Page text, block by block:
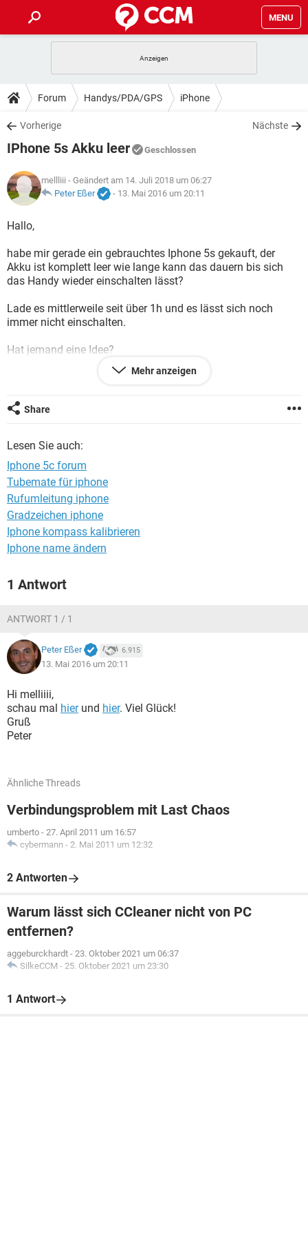
MENU
ANDROID IOS
WINDOWS 10
WHATSAPP TIKTOK
FACEBOOK
TIPPS & TRICKS
SPIELE STREAMING
WHATSAPP TIKTOK
FACEBOOK
DOWNLOADS
SPIELE STREAMING
ANDROID
WINDOWS 10 INSTAGRAM
WHATSAPP
SPIELE STREAMING
ANDROID
WINDOWS 10
WHATSAPP TIKTOK
FACEBOOK HARDWARE
LEXIKON
SPIELE
WINDOWS 10 INSTAGRAM
WHATSAPP
FACEBOOK HARDWARE
Forum Handys/PDA/GPS iPhone
Vorherige Nächste
IPhone 5s Akku leer Geschlossen
mellliii - Geändert am 14. Juli 2018 um 06:27
Peter Eßer
- 13. Mai 2016 um 20:11
Hallo,
habe mir gerade ein gebrauchtes Iphone 5s gekauft, der
Akku ist komplett leer wie lange kann das dauern bis sich
das Handy wieder einschalten lässt?
Lade es mittlerweile seit über 1h und es lässt sich noch
immer nicht einschalten.
Hat jemand eine Idee?
LG
Mehr anzeigen
Share
Lesen Sie auch:
Iphone 5c forum
Tubemate für iphone
Rufumleitung iphone
Gradzeichen iphone
Iphone kompass kalibrieren
Iphone name ändern
1 Antwort
ANTWORT 1 / 1
Peter Eßer 6.915
13. Mai 2016 um 20:11
Hi melliiii,
schau mal hierund hier. Viel Glück!
Gruß
Peter
Ähnliche Threads
Verbindungsproblem mit Last Chaos
umberto - 27. April 2011 um 16:57
cybermann - 2. Mai 2011 um 12:32
2 Antworten
Warum lässt sich CCleaner nicht von PC
entfernen?
aggeburckhardt - 23. Oktober 2021 um 06:37
SilkeCCM - 25. Oktober 2021 um 23:30
1 Antwort